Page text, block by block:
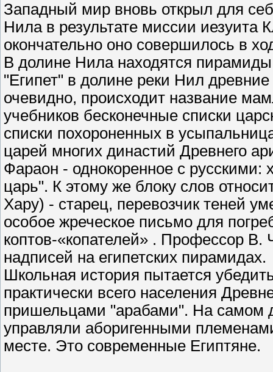
Западный мир вновь открыл для
Нила в результате миссии
окончательно оно совершилось в
В долине Нила находятся
"Египет" в долине реки Нил
очевидно, происходит название
учебников бесконечные списки
списки похороненных в
царей многих династий Древнего
Фараон - однокоренное с русскими:
царь". К этому же блоку слов
Хару) - старец, перевозчик теней
особое жреческое письмо для
коптов-«копателей» . Профессор В.
надписей на египетских пирамидах.
Школьная история пытается
практически всего населения
пришельцами "арабами". На самом
управляли аборигенными
месте. Это современные Египтяне.